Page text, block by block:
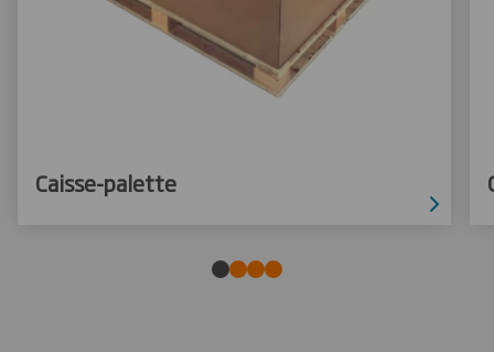
Caisse-palette